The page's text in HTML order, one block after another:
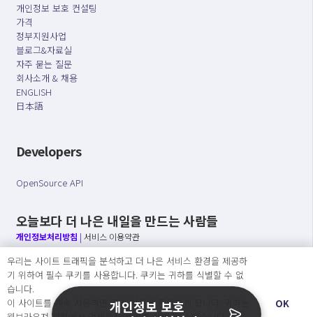
개인정보 보호 컨설팅
가격
정부지원사업
블로그&자료실
자주 묻는 질문
회사소개 & 채용
ENGLISH
日本語
Developers
OpenSource API
오늘보다 더 나은 내일을 만드는 사람들
개인정보처리방침 | 서비스 이용약관
○ 개인정보보호 컴플라이언스를 선도하겠습니다.
○ 정보주체의 권리를 보장하겠습니다.
○ 기업의 개인정보보호를 위한 효율적 관리를 보장하겠습니다.
우리는 사이트 트래픽을 분석하고 더 나은 서비스 환경을 제공하
기 위하여 필수 쿠키를 사용합니다. 쿠키는 귀하를 식별할 수 없
습니다.
이 사이트를 계속 사용하면 쿠키 사용에 동의하게 됩니다. 귀하는
OK
개인정보 보호